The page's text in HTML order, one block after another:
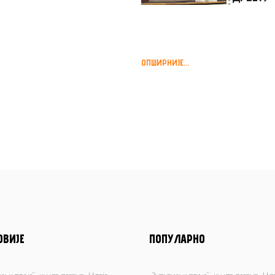
ОПШИРНИЈЕ...
ПОПУЛАРНО